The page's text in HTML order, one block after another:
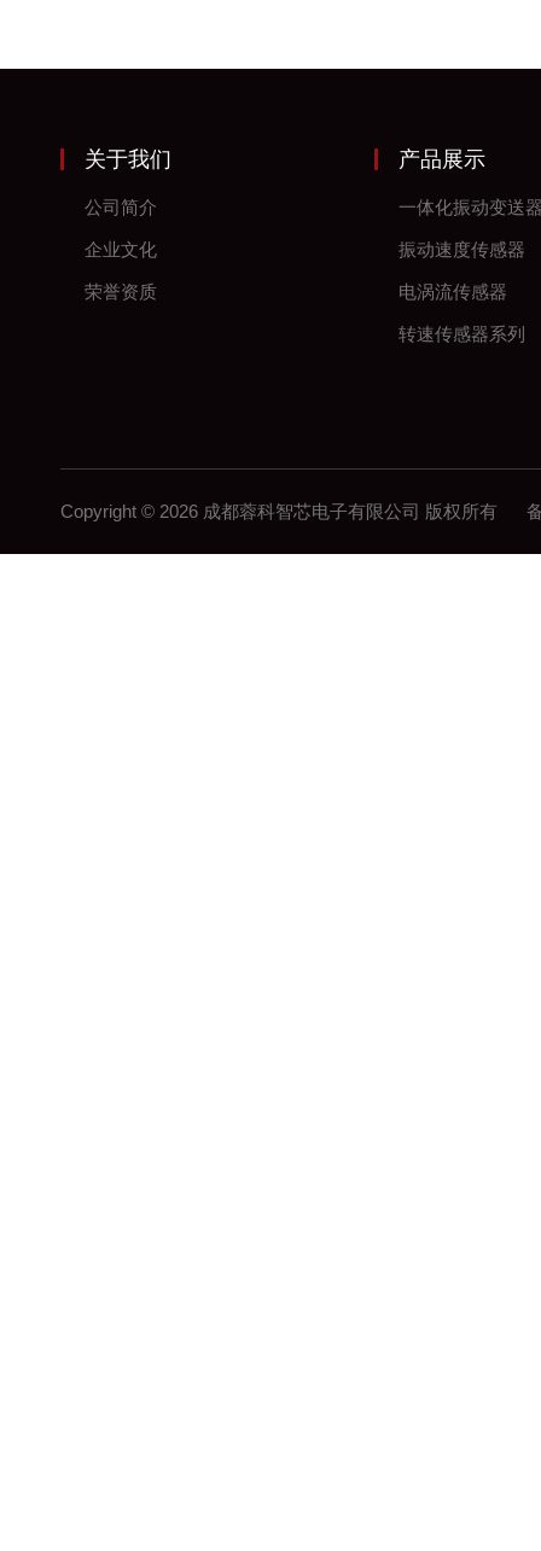
关于我们
公司简介
企业文化
荣誉资质
产品展示
一体化振动变送
振动速度传感器
电涡流传感器
转速传感器系列
Copyright © 2026 成都蓉科智芯电子有限公司 版权所有